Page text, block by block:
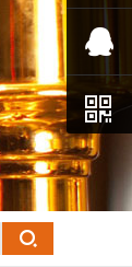

